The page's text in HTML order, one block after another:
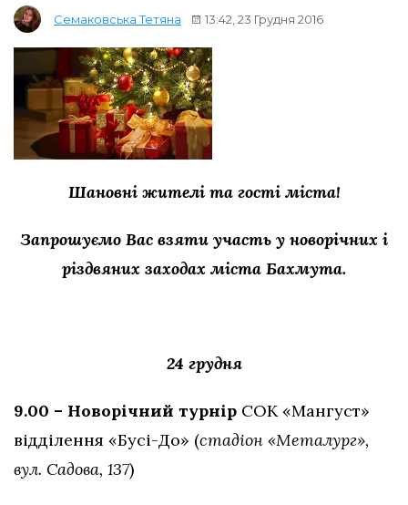
Семаковська Тетяна 13:42, 23 Грудня 2016
Шановні жителі та гості міста!
Запрошуємо Вас взяти участь у новорічних і
різдвяних заходах міста Бахмута.
24 грудня
9.00 – Новорічний турнір СОК «Мангуст»
відділення «Бусі-До» (стадіон «Металург»,
вул. Садова, 137)